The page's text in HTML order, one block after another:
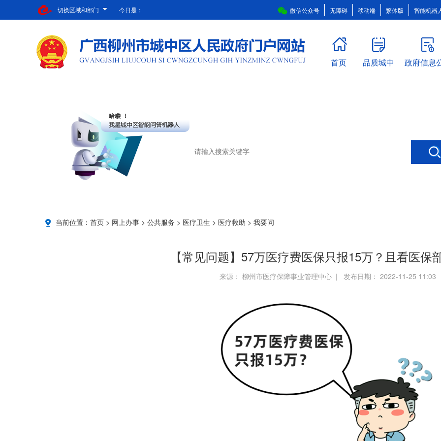
切换区域和部门 微信公众号 无障碍 移动端 繁体版 智能机器
今日是：
首页 品质城中 政府信息
当前位置： 首页 > 网上办事 > 公共服务 > 医疗卫生 > 医疗救助 > 我要问
【常见问题】57万医疗费医保只报15万？且看医保
来源： 柳州市医疗保障事业管理中心 | 发布日期： 2022-11-25 11:03